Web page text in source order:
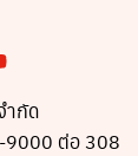
ำกัด
ต่อ 308